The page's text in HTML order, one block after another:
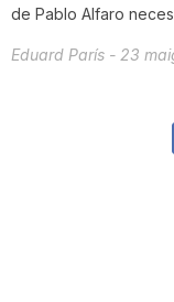
de Pablo Alfaro
Eduard París - 23